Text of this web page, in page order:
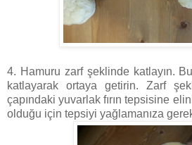
4. Hamuru zarf şeklinde katlayın.
katlayarak ortaya getirin. Zarf
çapındaki yuvarlak fırın tepsisine
olduğu için tepsiyi yağlamanıza